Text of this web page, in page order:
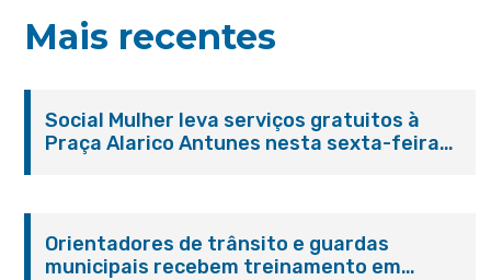
Mais recentes
Social Mulher leva serviços gratuitos à
Praça Alarico Antunes nesta sexta-feira
Orientadores de trânsito e guardas
municipais recebem treinamento em